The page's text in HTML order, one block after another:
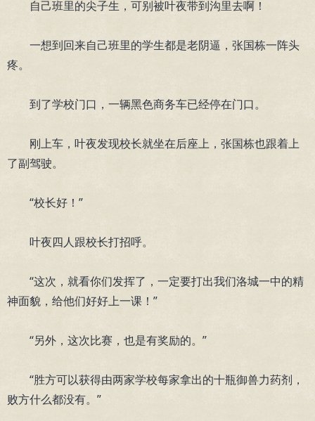
自己班里的尖子生，可别被叶夜带到沟里去啊！
一想到回来自己班里的学生都是老阴逼，张国栋一阵头
疼。
到了学校门口，一辆黑色商务车已经停在门口。
刚上车，叶夜发现校长就坐在后座上，张国栋也跟着上
了副驾驶。
“校长好！”
叶夜四人跟校长打招呼。
“这次，就看你们发挥了，一定要打出我们洛城一中的精
神面貌，给他们好好上一课！”
“另外，这次比赛，也是有奖励的。”
“胜方可以获得由两家学校每家拿出的十瓶御兽力药剂，
败方什么都没有。”